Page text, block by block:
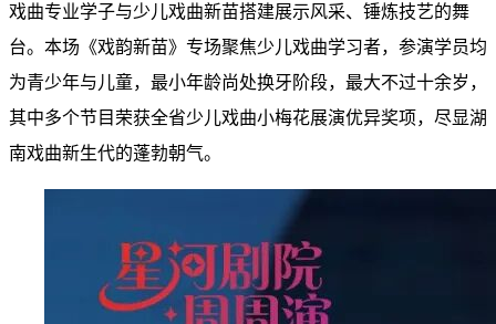
戏曲专业学子与少儿戏曲新苗搭建展示风采、锤炼技艺的舞
台。本场《戏韵新苗》专场聚焦少儿戏曲学习者，参演学员均
为青少年与儿童，最小年龄尚处换牙阶段，最大不过十余岁，
其中多个节目荣获全省少儿戏曲小梅花展演优异奖项，尽显湖
南戏曲新生代的蓬勃朝气。